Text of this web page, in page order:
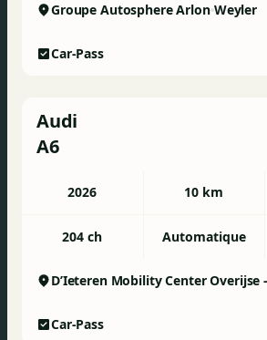
Groupe Autosphere Arlon Weyler
Car-Pass
Audi
A6
2026 10 km
204 ch Automatique
Car-Pass